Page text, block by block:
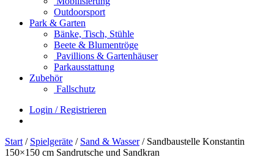
Outdoorsport
Park & Garten
Bänke, Tisch, Stühle
Beete & Blumentröge
Pavillions & Gartenhäuser
Parkausstattung
Zubehör
Fallschutz
Login / Registrieren
Start / Spielgeräte / Sand & Wasser/ Sandbaustelle Konstantin
150×150 cm Sandrutsche und Sandkran